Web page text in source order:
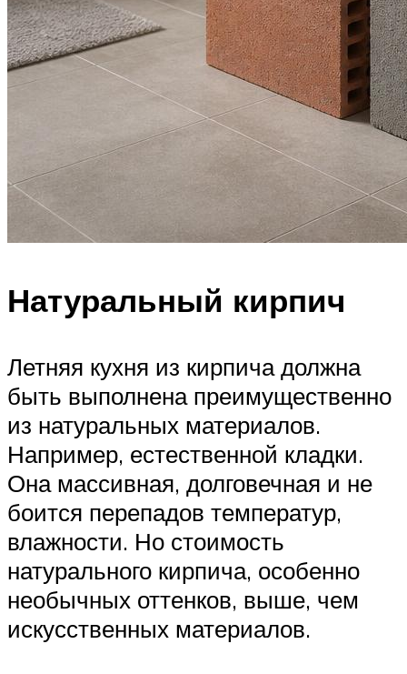
Натуральный кирпич
Летняя кухня из кирпича должна
быть выполнена преимущественно
из натуральных материалов.
Например, естественной кладки.
Она массивная, долговечная и не
боится перепадов температур,
влажности. Но стоимость
натурального кирпича, особенно
необычных оттенков, выше, чем
искусственных материалов.